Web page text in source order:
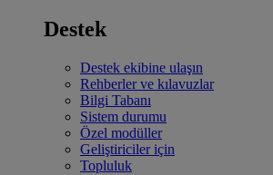
Destek
Destek ekibine ulaşın
Rehberler ve kılavuzlar
Bilgi Tabanı
Sistem durumu
Özel modüller
Geliştiriciler için
Topluluk